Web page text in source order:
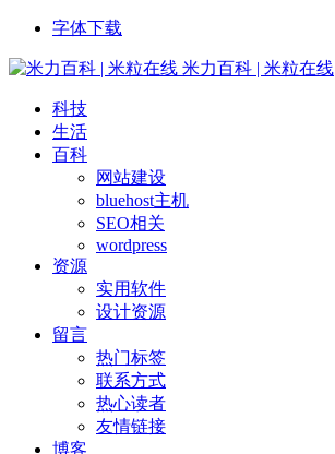
字体下载
米力百科 | 米粒在线
科技
生活
百科
网站建设
bluehost主机
SEO相关
wordpress
资源
实用软件
设计资源
留言
热门标签
联系方式
热心读者
友情链接
博客